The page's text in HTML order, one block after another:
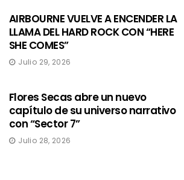
AIRBOURNE VUELVE A ENCENDER LA
LLAMA DEL HARD ROCK CON “HERE
SHE COMES”
Julio 29, 2026
Flores Secas abre un nuevo
capítulo de su universo narrativo
con “Sector 7”
Julio 28, 2026